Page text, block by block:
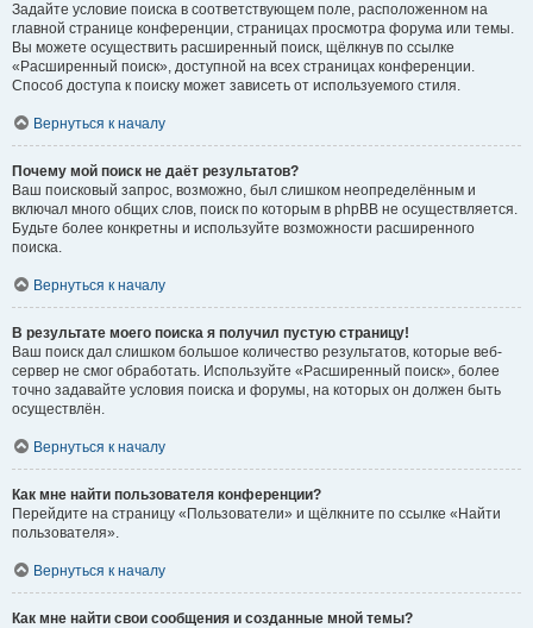
Задайте условие поиска в соответствующем поле, расположенном на
главной странице конференции, страницах просмотра форума или темы.
Вы можете осуществить расширенный поиск, щёлкнув по ссылке
«Расширенный поиск», доступной на всех страницах конференции.
Способ доступа к поиску может зависеть от используемого стиля.
Вернуться к началу
Почему мой поиск не даёт результатов?
Ваш поисковый запрос, возможно, был слишком неопределённым и
включал много общих слов, поиск по которым в phpBB не осуществляется.
Будьте более конкретны и используйте возможности расширенного
поиска.
Вернуться к началу
В результате моего поиска я получил пустую страницу!
Ваш поиск дал слишком большое количество результатов, которые веб-
сервер не смог обработать. Используйте «Расширенный поиск», более
точно задавайте условия поиска и форумы, на которых он должен быть
осуществлён.
Вернуться к началу
Как мне найти пользователя конференции?
Перейдите на страницу «Пользователи» и щёлкните по ссылке «Найти
пользователя».
Вернуться к началу
Как мне найти свои сообщения и созданные мной темы?